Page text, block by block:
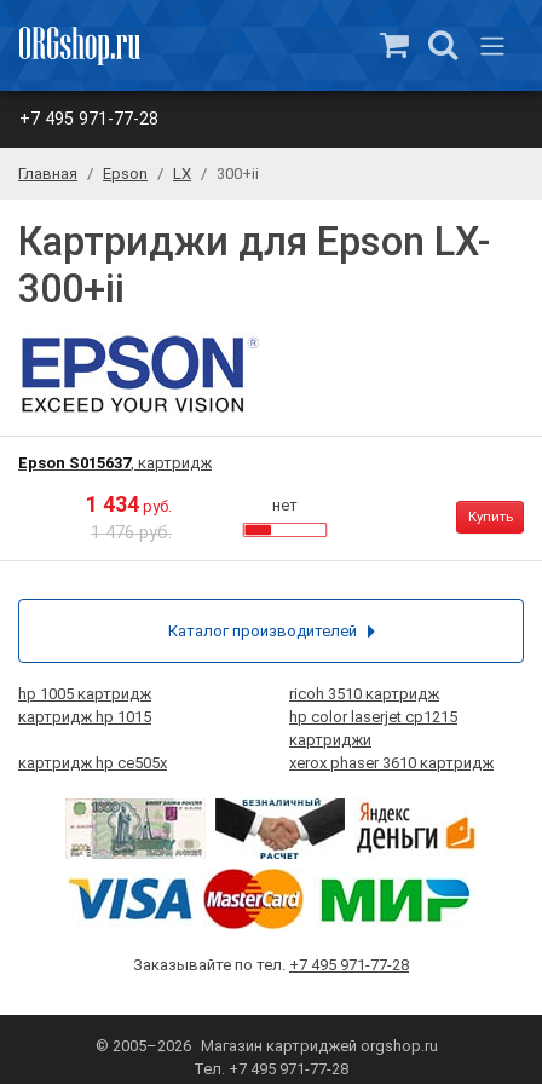
+7 495 971-77-28
Главная Epson LX 300+ii
Картриджи для Epson LX-
300+ii
Epson S015637, картридж
1 434 руб.
1 476 руб.
нет
Купить
hp 1005 картридж
ricoh 3510 картридж
картридж hp 1015
hp color laserjet cp1215
картриджи
картридж hp ce505x
xerox phaser 3610 картридж
Заказывайте по тел. +7 495 971-77-28
© 2005–2026 Магазин картриджей orgshop.ru
Тел. +7 495 971-77-28